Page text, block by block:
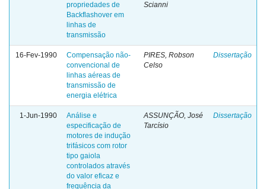
propriedades de
Backflashover em
linhas de
transmissão
Scianni
16-Fev-1990
Compensação não-
convencional de
linhas aéreas de
transmissão de
energia elétrica
PIRES, Robson
Celso
Dissertação
1-Jun-1990
Análise e
especificação de
motores de indução
trifásicos com rotor
tipo gaiola
controlados através
do valor eficaz e
frequência da
ASSUNÇÃO, José
Tarcísio
Dissertação